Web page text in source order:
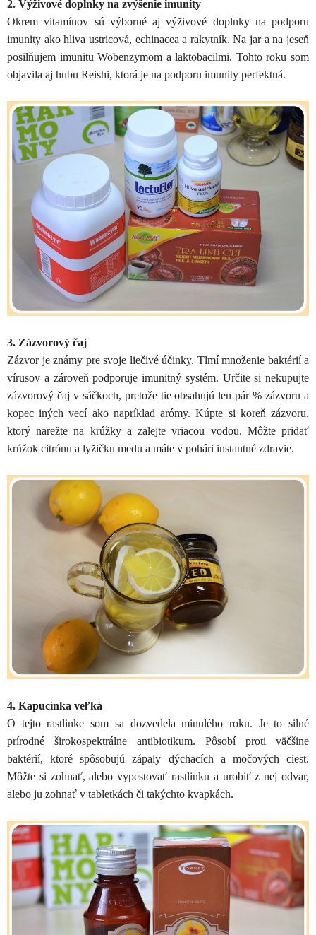
2. Výživové doplnky na zvýšenie imunity
Okrem vitamínov sú výborné aj výživové doplnky na podporu
imunity ako hliva ustricová, echinacea a rakytník. Na jar a na jeseň
posilňujem imunitu Wobenzymom a laktobacilmi. Tohto roku som
objavila aj hubu Reishi, ktorá je na podporu imunity perfektná.
3. Zázvorový čaj
Zázvor je známy pre svoje liečivé účinky. Tlmí množenie baktérií a
vírusov a zároveň podporuje imunitný systém. Určite si nekupujte
zázvorový čaj v sáčkoch, pretože tie obsahujú len pár % zázvoru a
kopec iných vecí ako napríklad arómy. Kúpte si koreň zázvoru,
ktorý narežte na krúžky a zalejte vriacou vodou. Môžte pridať
krúžok citrónu a lyžičku medu a máte v pohári instantné zdravie.
4. Kapucínka veľká
O tejto rastlinke som sa dozvedela minulého roku. Je to silné
prírodné širokospektrálne antibiotikum. Pôsobí proti väčšine
baktérií, ktoré spôsobujú zápaly dýchacích a močových ciest.
Môžte si zohnať, alebo vypestovať rastlinku a urobiť z nej odvar,
alebo ju zohnať v tabletkách či takýchto kvapkách.